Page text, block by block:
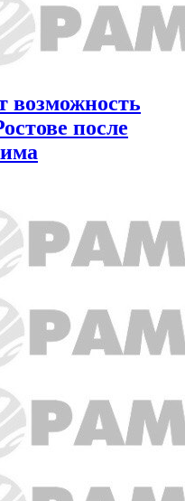
возможность
после